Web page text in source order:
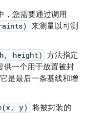
，您需要通过调用
来测量以可测
height) 方法指定
供一个用于放置被封
是最后一条基线和增
y) 将被封装的